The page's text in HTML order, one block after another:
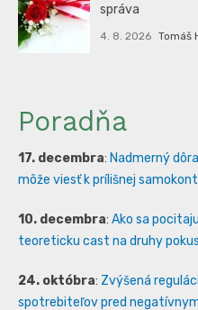
správa
4. 8. 2026 Tomáš
Poradňa
17. decembra: Nadmerný
môže viesť k prílišnej
10. decembra: Ako sa
teoreticku cast na druhy
24. októbra: Zvýšená
spotrebiteľov pred